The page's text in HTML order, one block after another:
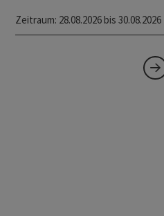
Zeitraum: 28.08.2026 bis 30.08.2026